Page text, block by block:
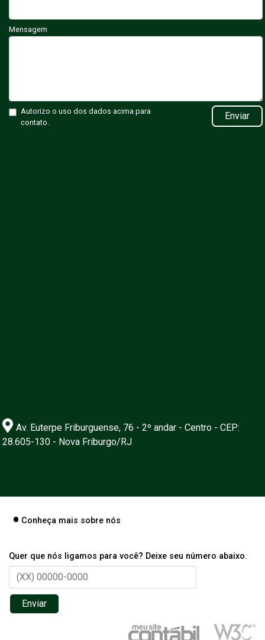
Mensagem
Autorizo o uso dos dados acima para
contato.
Enviar
Av. Euterpe Friburguense, 76 - 2º andar - Centro - CEP:
28.605-130 - Nova Friburgo/RJ
Conheça mais sobre nós
Quer que nós ligamos para você? Deixe seu número abaixo.
Enviar